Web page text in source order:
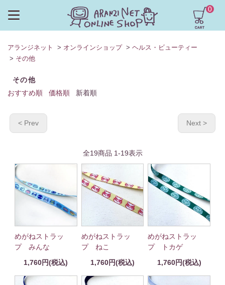
0
アランジネット > オンラインショップ > ヘルス・ビューティー
> その他
その他
おすすめ順
価格順 新着順
< Prev Next >
全19商品 1-19表示
めがねストラッ
プ みんな
1,760円(税込)
めがねストラッ
プ ねこ
1,760円(税込)
めがねストラッ
プ トカゲ
1,760円(税込)